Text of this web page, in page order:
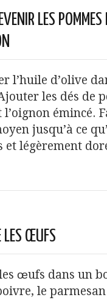
LES POMMES
l’huile d’olive
les dés de
l’oignon émincé.
jusqu’à ce
et légèrement
LES ŒUFS
œufs dans un
le